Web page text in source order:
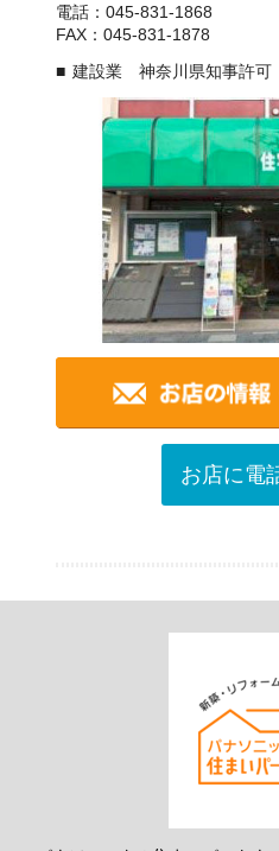
電話：045-831-1868
FAX：045-831-1878
建設業 神奈川県知事許可
お店に電